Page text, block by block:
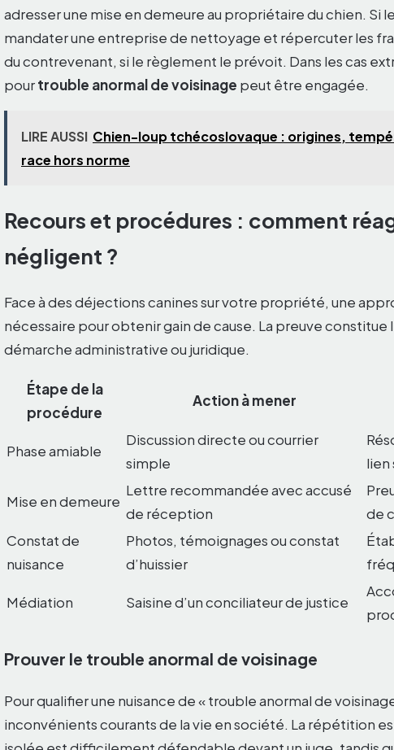
adresser une mise en demeure au propriétaire du chien. Si
mandater une entreprise de nettoyage et répercuter les
du contrevenant, si le règlement le prévoit. Dans les cas
pourtrouble anormal de voisinage peut être engagée.
LIRE AUSSI Chien-loup tchécoslovaque : origines,
race hors norme
Recours et procédures : comment
négligent ?
Face à des déjections canines sur votre propriété, une
nécessaire pour obtenir gain de cause. La preuve
démarche administrative ou juridique.
Étape de la
procédure
Action à mener
Phase amiable
Discussion directe ou courrier
simple
lien
Mise en demeure
Lettre recommandée avec accusé
de réception
de
Constat de
nuisance
Photos, témoignages ou constat
d’huissier
Médiation Saisine d’un conciliateur de justice
Prouver le trouble anormal de voisinage
Pour qualifier une nuisance de « trouble anormal de
inconvénients courants de la vie en société. La répétition